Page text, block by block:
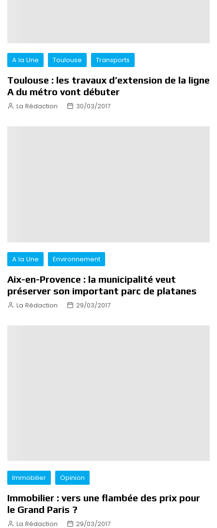
A la Une Toulouse Transports
Toulouse : les travaux d’extension de la ligne
A du métro vont débuter
La Rédaction 30/03/2017
A la Une Environnement
Aix-en-Provence : la municipalité veut
préserver son important parc de platanes
La Rédaction 29/03/2017
Immobilier Opinion
Immobilier : vers une flambée des prix pour
le Grand Paris ?
La Rédaction 29/03/2017